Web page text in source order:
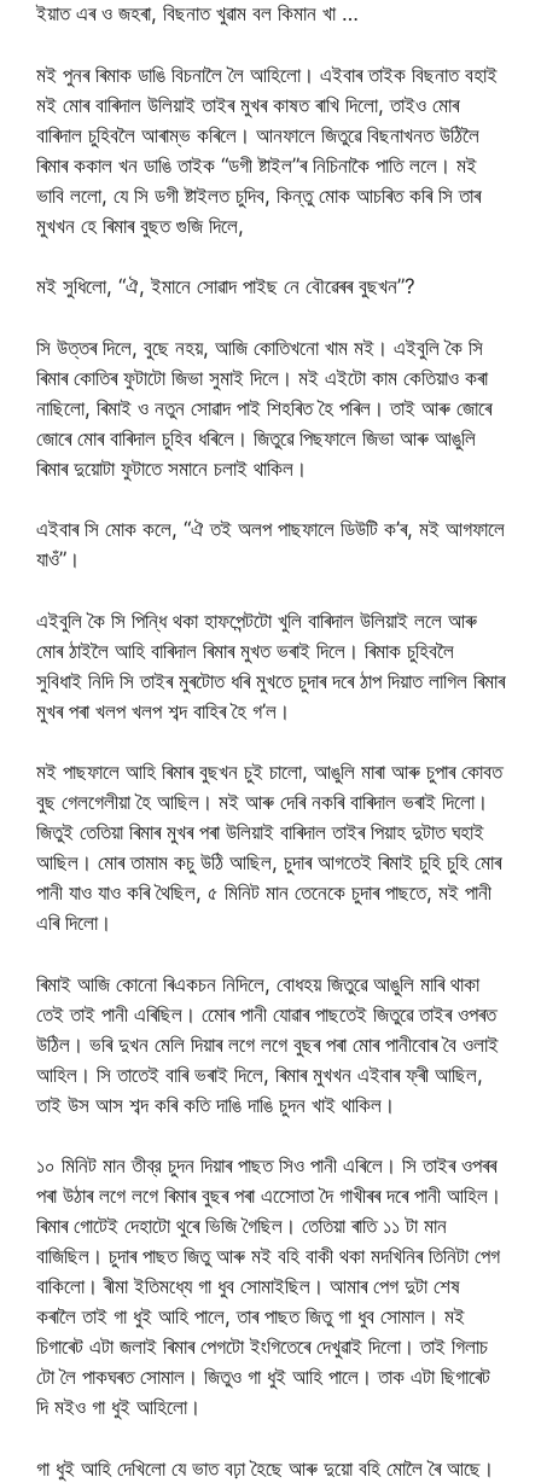
ইয়াত এৰ ও জহৰা, বিছনাত খুৱাম বল কিমান খা …
মই পুনৰ ৰিমাক ডাঙি বিচনালৈ লৈ আহিলো। এইবাৰ তাইক বিছনাত বহাই
মই মোৰ বাৰিদাল উলিয়াই তাইৰ মুখৰ কাষত ৰাখি দিলো, তাইও মোৰ
বাৰিদাল চুহিবলৈ আৰাম্ভ কৰিলে। আনফালে জিতুৱে বিছনাখনত উঠিলৈ
ৰিমাৰ ককাল খন ডাঙি তাইক “ডগী ষ্টাইল”ৰ নিচিনাকৈ পাতি ললে। মই
ভাবি ললো, যে সি ডগী ষ্টাইলত চুদিব, কিন্তু মোক আচৰিত কৰি সি তাৰ
মুখখন হে ৰিমাৰ বুছত গুজি দিলে,
মই সুধিলো, “ঐ, ইমানে সোৱাদ পাইছ নে বৌৱেৰৰ বুছখন”?
সি উত্তৰ দিলে, বুছে নহয়, আজি কোতিখনো খাম মই। এইবুলি কৈ সি
ৰিমাৰ কোতিৰ ফুটাটো জিভা সুমাই দিলে। মই এইটো কাম কেতিয়াও কৰা
নাছিলো, ৰিমাই ও নতুন সোৱাদ পাই শিহৰিত হৈ পৰিল। তাই আৰু জোৰে
জোৰে মোৰ বাৰিদাল চুহিব ধৰিলে। জিতুৱে পিছফালে জিভা আৰু আঙুলি
ৰিমাৰ দুয়োটা ফুটাতে সমানে চলাই থাকিল।
এইবাৰ সি মোক কলে, “ঐ তই অলপ পাছফালে ডিউটি ক’ৰ, মই আগফালে
যাওঁ”।
এইবুলি কৈ সি পিন্ধি থকা হাফপেন্টটো খুলি বাৰিদাল উলিয়াই ললে আৰু
মোৰ ঠাইলৈ আহি বাৰিদাল ৰিমাৰ মুখত ভৰাই দিলে। ৰিমাক চুহিবলৈ
সুবিধাই নিদি সি তাইৰ মুৰটোত ধৰি মুখতে চুদাৰ দৰে ঠাপ দিয়াত লাগিল ৰিমাৰ
মুখৰ পৰা খলপ খলপ শব্দ বাহিৰ হৈ গ’ল।
মই পাছফালে আহি ৰিমাৰ বুছখন চুই চালো, আঙুলি মাৰা আৰু চুপাৰ কোবত
বুছ গেলগেলীয়া হৈ আছিল। মই আৰু দেৰি নকৰি বাৰিদাল ভৰাই দিলো।
জিতুই তেতিয়া ৰিমাৰ মুখৰ পৰা উলিয়াই বাৰিদাল তাইৰ পিয়াহ দুটাত ঘহাই
আছিল। মোৰ তামাম কচু উঠি আছিল, চুদাৰ আগতেই ৰিমাই চুহি চুহি মোৰ
পানী যাও যাও কৰি থৈছিল, ৫ মিনিট মান তেনেকে চুদাৰ পাছতে, মই পানী
এৰি দিলো।
ৰিমাই আজি কোনো ৰিএকচন নিদিলে, বোধহয় জিতুৱে আঙুলি মাৰি থাকা
তেই তাই পানী এৰিছিল। মোেৰ পানী যোৱাৰ পাছতেই জিতুৱে তাইৰ ওপৰত
উঠিল। ভৰি দুখন মেলি দিয়াৰ লগে লগে বুছৰ পৰা মোৰ পানীবোৰ বৈ ওলাই
আহিল। সি তাতেই বাৰি ভৰাই দিলে, ৰিমাৰ মুখখন এইবাৰ ফ্ৰী আছিল,
তাই উস আস শব্দ কৰি কতি দাঙি দাঙি চুদন খাই থাকিল।
১০ মিনিট মান তীব্র চুদন দিয়াৰ পাছত সিও পানী এৰিলে। সি তাইৰ ওপৰৰ
পৰা উঠাৰ লগে লগে ৰিমাৰ বুছৰ পৰা এসোেতা দৈ গাখীৰৰ দৰে পানী আহিল।
ৰিমাৰ গোটেই দেহাটো থুৰে ভিজি গৈছিল। তেতিয়া ৰাতি ১১ টা মান
বাজিছিল। চুদাৰ পাছত জিতু আৰু মই বহি বাকী থকা মদখিনিৰ তিনিটা পেগ
বাকিলো। ৰীমা ইতিমধ্যে গা ধুব সোমাইছিল। আমাৰ পেগ দুটা শেষ
কৰালৈ তাই গা ধুই আহি পালে, তাৰ পাছত জিতু গা ধুব সোমাল। মই
চিগাৰেট এটা জলাই ৰিমাৰ পেগটো ইংগিতেৰে দেখুৱাই দিলো। তাই গিলাচ
টো লৈ পাকঘৰত সোমাল। জিতুও গা ধুই আহি পালে। তাক এটা ছিগাৰেট
দি মইও গা ধুই আহিলো।
গা ধুই আহি দেখিলো যে ভাত বঢ়া হৈছে আৰু দুয়ো বহি মোলৈ ৰৈ আছে।